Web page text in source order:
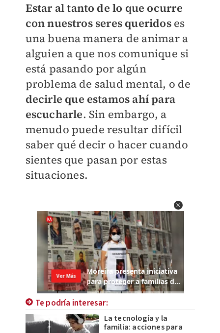
Estar al tanto de lo que ocurre
con nuestros seres queridoses
una buena manera de animar a
alguien a que nos comunique si
está pasando por algún
problema de salud mental, o de
decirle que estamos ahí para
escucharle. Sin embargo, a
menudo puede resultar difícil
saber qué decir o hacer cuando
sientes que pasan por estas
situaciones.
Te podría interesar:
La tecnología y la
familia: acciones para